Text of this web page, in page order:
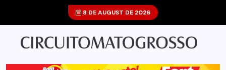
8 DE AUGUST DE 2026